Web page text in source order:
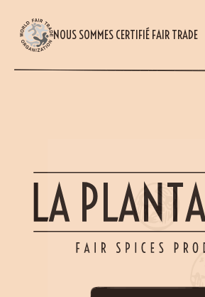
NOUS SOMMES CERTIFIÉ FAIR TRADE